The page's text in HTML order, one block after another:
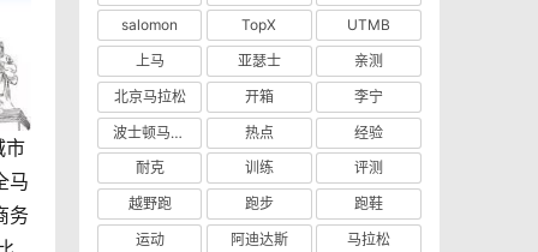
市
马
务
salomon
TopX
UTMB
上马
亚瑟士
亲测
北京马拉松
开箱
李宁
波士顿马拉松
热点
经验
耐克
训练
评测
越野跑
跑步
跑鞋
运动
阿迪达斯 马拉松